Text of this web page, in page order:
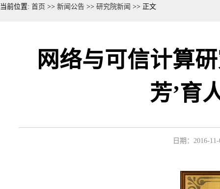
当前位置: 首页 >> 新闻公告 >> 研究院新闻 >> 正文
网络与可信计算
芳’育
日期：2016-11-